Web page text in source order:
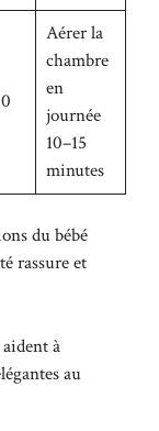
Aérer la
chambre
en
journée
10–15
minutes
du bébé
rassure et
à
au